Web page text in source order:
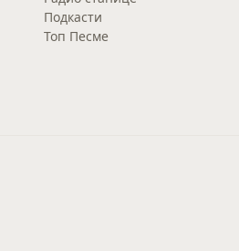
Подкасти
Топ Песме